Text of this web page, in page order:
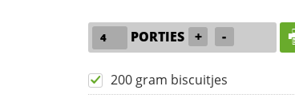
PORTIES + -
200 gram biscuitjes